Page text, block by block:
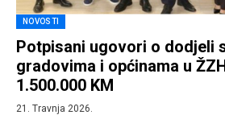
NOVOSTI
Potpisani ugovori o dodjeli
gradovima i općinama u
1.500.000 KM
21. Travnja 2026.